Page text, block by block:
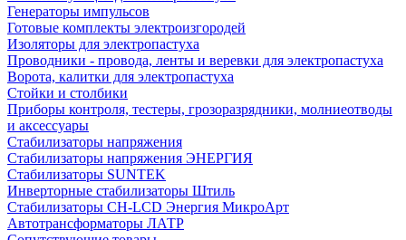
Генераторы импульсов
Готовые комплекты электроизгородей
Изоляторы для электропастуха
Проводники - провода, ленты и веревки для электропастуха
Ворота, калитки для электропастуха
Стойки и столбики
Приборы контроля, тестеры, грозоразрядники, молниеотводы
и аксессуары
Стабилизаторы напряжения
Стабилизаторы напряжения ЭНЕРГИЯ
Стабилизаторы SUNTEK
Инверторные стабилизаторы Штиль
Стабилизаторы СН-LCD Энepгия МикроАрт
Автотрансформаторы ЛАТР